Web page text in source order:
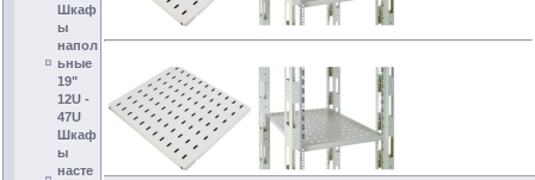
Шкаф
ы
напол
ьные
19"
12U -
47U
Шкаф
ы
насте